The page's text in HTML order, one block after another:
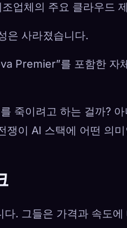
업체의 주요 클라우드
은 사라졌습니다.
Premier”를 포함한 자
죽이려고 하는 걸까?
쟁이 AI 스택에 어떤 의
. 그들은 가격과 속도